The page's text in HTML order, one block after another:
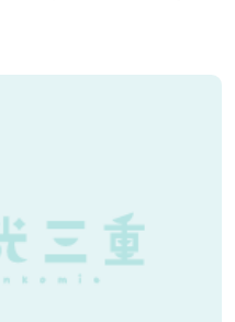
会席、伊勢海老残酷鍋会席、
評です。夏には野外バーベキ